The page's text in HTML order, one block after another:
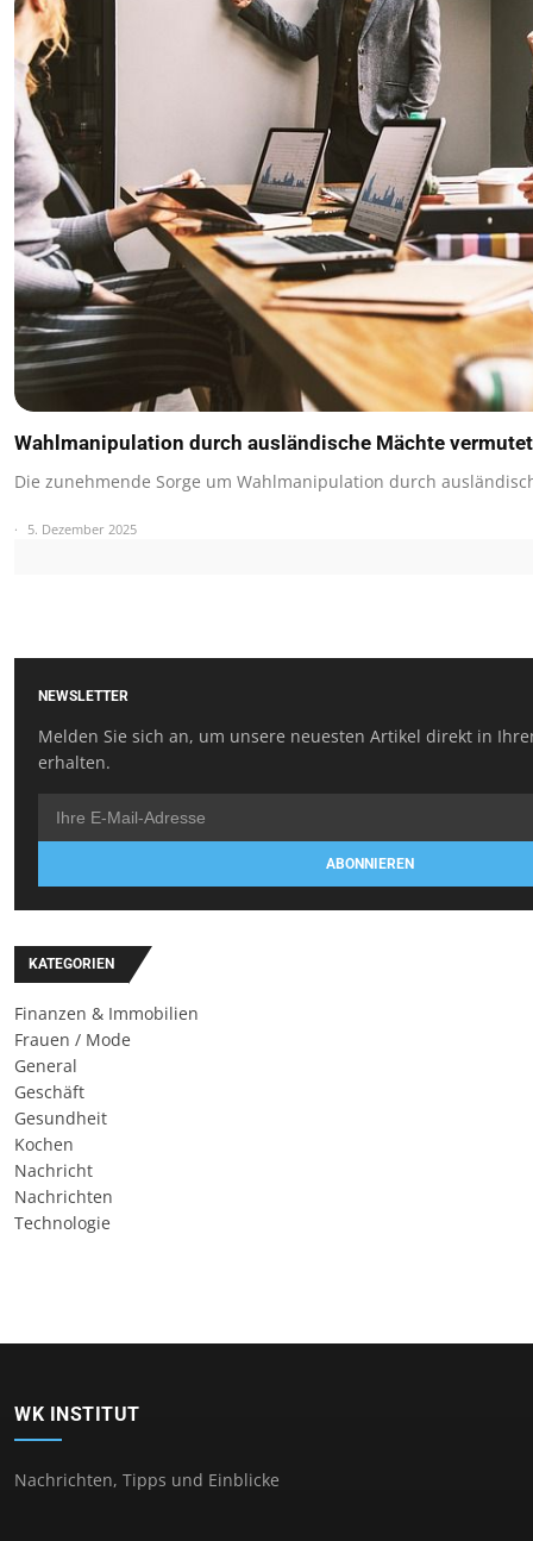
Wahlmanipulation durch ausländische Mächte vermutet
Die zunehmende Sorge um Wahlmanipulation durch
5. Dezember 2025
NEWSLETTER
Melden Sie sich an, um unsere neuesten Artikel direkt in
erhalten.
ABONNIEREN
KATEGORIEN
Finanzen & Immobilien
Frauen / Mode
General
Geschäft
Gesundheit
Kochen
Nachricht
Nachrichten
Technologie
WK INSTITUT
Nachrichten, Tipps und Einblicke